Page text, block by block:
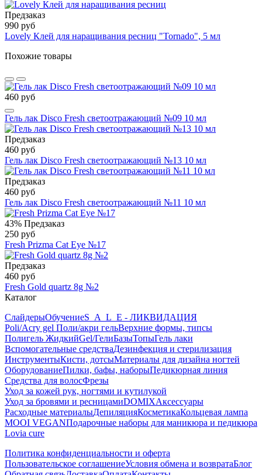
Предзаказ
990 руб
Lovely Клей для наращивания ресниц "Tornado", 5 мл
Похожие товары
460 руб
Гель лак Disco Fresh светоотражающий №09 10 мл
Предзаказ
460 руб
Гель лак Disco Fresh светоотражающий №13 10 мл
Предзаказ
460 руб
Гель лак Disco Fresh светоотражающий №11 10 мл
43% Предзаказ
250 руб
Fresh Prizma Cat Eye №17
Предзаказ
460 руб
Fresh Gold quartz 8g №2
Каталог
СлайдерыОбучениеS_A_L_E - ЛИКВИДАЦИЯ
Poli/Acry gel Поли/акри гельВерхние формы, типсы
Полигель ЖидкийGel/ГелиБазыТопыГель лаки
Вспомогательные средстваДезинфекция и стерилизация
ИнструментыКисти, дотсыМатериалы для дизайна ногтей
ОборудованиеПилки, бафы, наборыПедикюрная линия
Средства для волосФрезы
Уход за кожей рук, ногтями и кутилукой
Уход за бровями и ресницамиDOMIXАксессуары
Расходные материалыДепиляцияКосметикаКольцевая лампа
MOOI VEGANПодарочные наборы для маникюра и педикюра
Lovia cure
Политика конфиденциальности и оферта
Пользовательское соглашениеУсловия обмена и возвратаБлог